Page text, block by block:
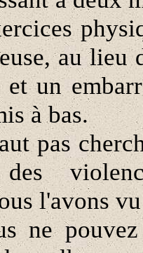
au
et un
à bas.
l'avons